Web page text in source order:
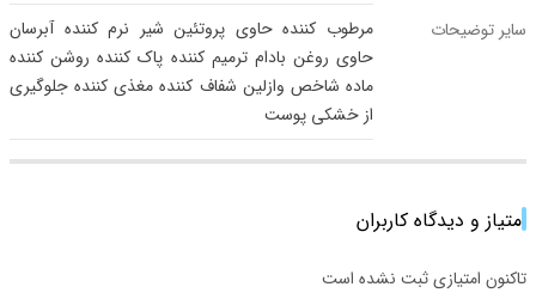
سایر توضیحات
مرطوب کننده حاوی پروتئین شیر نرم کننده آبرسان
حاوی روغن بادام ترمیم کننده پاک کننده روشن کننده
ماده شاخص وازلین شفاف کننده مغذی کننده جلوگیری
از خشکی پوست
امتیاز و دیدگاه کاربران
تاکنون امتیازی ثبت نشده است